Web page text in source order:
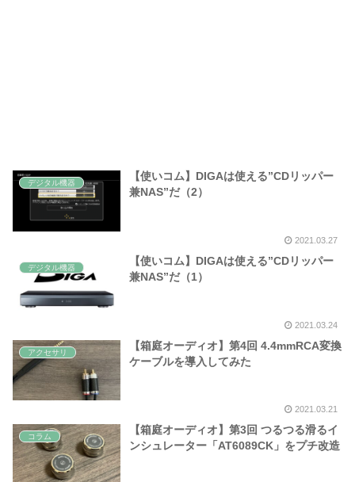
デジタル機器
【使いコム】DIGAは使える”CDリッパー
兼NAS”だ（2）
2021.03.27
デジタル機器
【使いコム】DIGAは使える”CDリッパー
兼NAS”だ（1）
2021.03.24
アクセサリ
【箱庭オーディオ】第4回 4.4mmRCA変換
ケーブルを導入してみた
2021.03.21
コラム
【箱庭オーディオ】第3回 つるつる滑るイ
ンシュレーター「AT6089CK」をプチ改造